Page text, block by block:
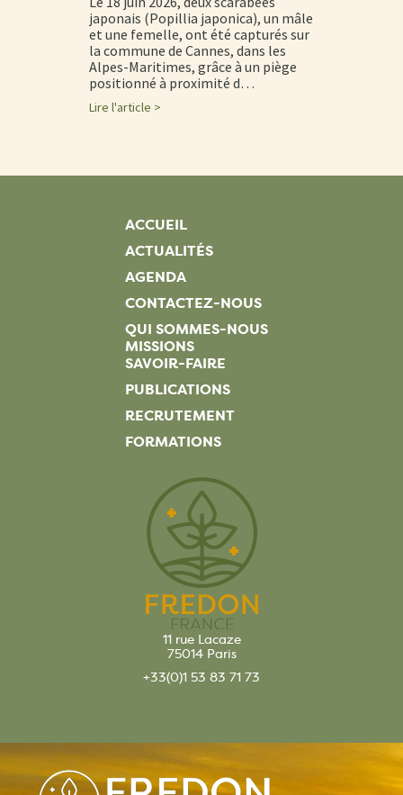
japonais (Popillia japonica), un mâle
et une femelle, ont été capturés sur
la commune de Cannes, dans les
Alpes-Maritimes, grâce à un piège
positionné à proximité d…
Lire l'article >
ACCUEIL
ACTUALITÉS
AGENDA
CONTACTEZ-NOUS
QUI SOMMES-NOUS
MISSIONS
SAVOIR-FAIRE
PUBLICATIONS
RECRUTEMENT
FORMATIONS
11 rue Lacaze
75014 Paris
+33(0)1 53 83 71 73